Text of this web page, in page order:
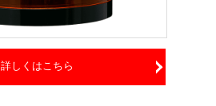
詳しくはこちら